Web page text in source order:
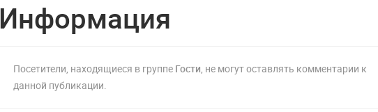
Информация
Посетители, находящиеся в группе Гости, не могут оставлять комментарии к
данной публикации.